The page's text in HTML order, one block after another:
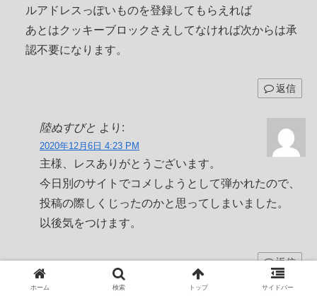
ルアドレスっぽいものを登録してもらえれば
あとはクッキーブロックさえしてなければ次からは承
認不要になります。
返信
陸ぬすびと より:
2020年12月6日 4:23 PM
主様、レスありがとうございます。
今日別のサイトでコメしようとして弾かれたので、
投稿の際しくじったのかと思ってしまいました。
以後気をつけます。
返信
ホーム 検索 トップ サイドバー